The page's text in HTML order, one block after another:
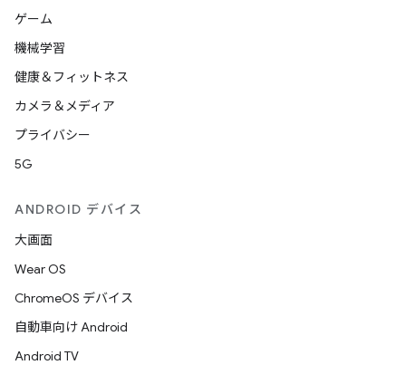
ゲーム
機械学習
健康＆フィットネス
カメラ＆メディア
プライバシー
5G
ANDROID デバイス
大画面
Wear OS
ChromeOS デバイス
自動車向け Android
Android TV